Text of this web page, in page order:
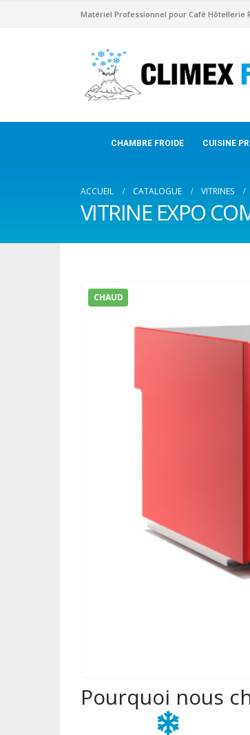
Matériel Professionnel pour Café Hôtellerie
CHAMBRE FROIDE CUISINE
ACCUEIL CATALOGUE VITRINES
VITRINE EXPO
CHAUD
Pourquoi nous